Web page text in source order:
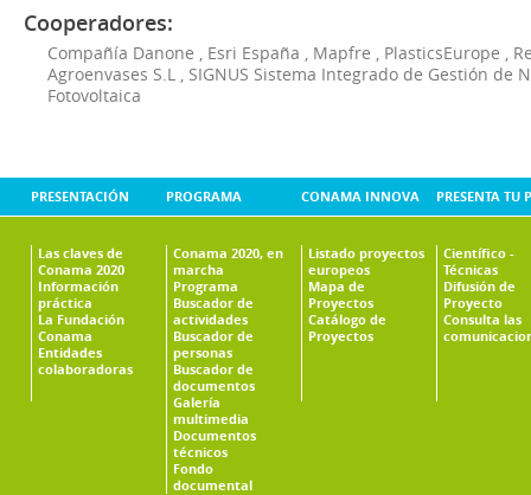
Cooperadores:
Compañía Danone Esri España Mapfre PlasticsEurope
Agroenvases S.L
SIGNUS Sistema Integrado de Gestión de
Fotovoltaica
PRESENTACIÓN
Las claves de
Conama 2020
Información
práctica
La Fundación
Conama
Entidades
colaboradoras
PROGRAMA
Conama 2020, en
marcha
Programa
Buscador de
actividades
Buscador de
personas
Buscador de
documentos
Galería
multimedia
Documentos
técnicos
Fondo
documental
CONAMA INNOVA
Listado proyectos
europeos
Mapa de
Proyectos
Catálogo de
Proyectos
PRESENTA TU
Científico -
Técnicas
Difusión de
Proyecto
Consulta las